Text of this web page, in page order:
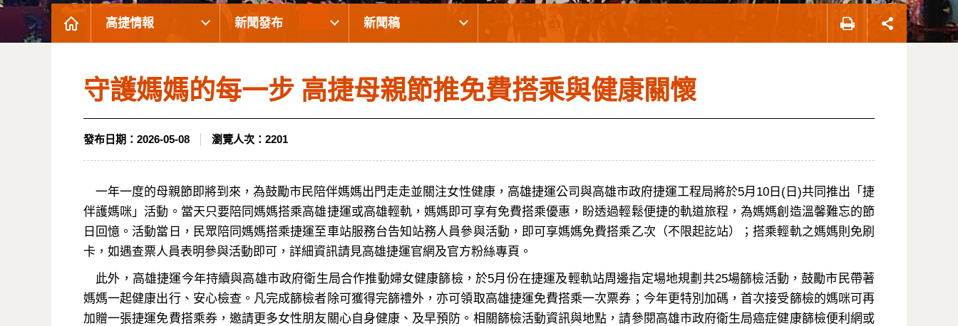
高捷情報 新聞發布 新聞稿
守護媽媽的每一步 高捷母親節推免費搭乘與健康關懷
發布日期： 2026-05-08 瀏覽人次： 2201
一年一度的母親節即將到來，為鼓勵市民陪伴媽媽出門走走並關注女性健康，高雄捷運公司與高雄市政府捷運工程局將於5月10日(日)共同推出「捷
伴護媽咪」活動。當天只要陪同媽媽搭乘高雄捷運或高雄輕軌，媽媽即可享有免費搭乘優惠，盼透過輕鬆便捷的軌道旅程，為媽媽創造溫馨難忘的節
日回憶。活動當日，民眾陪同媽媽搭乘捷運至車站服務台告知站務人員參與活動，即可享媽媽免費搭乘乙次（不限起訖站）；搭乘輕軌之媽媽則免刷
卡，如遇查票人員表明參與活動即可，詳細資訊請見高雄捷運官網及官方粉絲專頁。
此外，高雄捷運今年持續與高雄市政府衛生局合作推動婦女健康篩檢，於5月份在捷運及輕軌站周邊指定場地規劃共25場篩檢活動，鼓勵市民帶著
媽媽一起健康出行、安心檢查。凡完成篩檢者除可獲得完篩禮外，亦可領取高雄捷運免費搭乘一次票券；今年更特別加碼，首次接受篩檢的媽咪可再
加贈一張捷運免費搭乘券，邀請更多女性朋友關心自身健康、及早預防。相關篩檢活動資訊與地點，請參閱高雄市政府衛生局癌症健康篩檢便利網或